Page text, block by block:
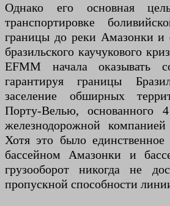
Однако его основная
транспортировке
границы до реки Амазонки и
бразильского каучукового
EFMM начала оказывать
гарантируя границы
заселение обширных
Порту-Велью, основанного
железнодорожной
Хотя это было
бассейном Амазонки и
грузооборот никогда не
пропускной способности